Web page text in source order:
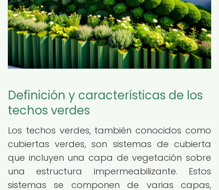
Definición y características de los
techos verdes
Los techos verdes, también conocidos como
cubiertas verdes, son sistemas de cubierta
que incluyen una capa de vegetación sobre
una estructura impermeabilizante. Estos
sistemas se componen de varias capas,